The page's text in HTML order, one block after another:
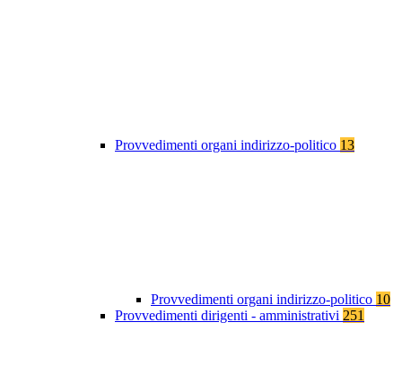
Provvedimenti organi indirizzo-politico 13
Provvedimenti organi indirizzo-politico 10
Provvedimenti dirigenti - amministrativi 251